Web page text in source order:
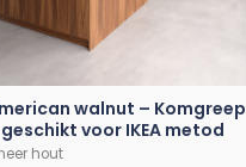
walnut – Komgreep
voor IKEA metod
hout